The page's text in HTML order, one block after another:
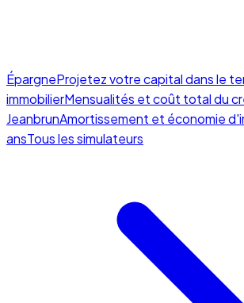
ÉpargneProjetez votre capital dans le
immobilierMensualités et coût total du
JeanbrunAmortissement et économie
ansTous les simulateurs